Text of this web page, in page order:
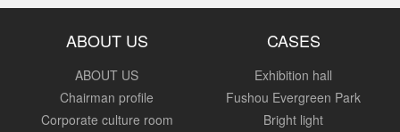
ABOUT US
ABOUT US
Chairman profile
Corporate culture room
CASES
Exhibition hall
Fushou Evergreen Park
Bright light